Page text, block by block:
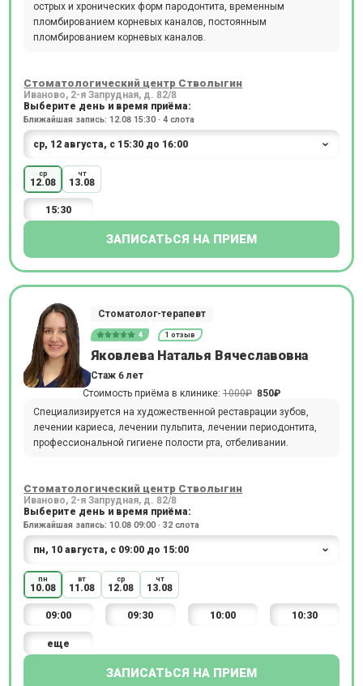
острых и хронических форм пародонтита, временным
пломбированием корневых каналов, постоянным
пломбированием корневых каналов.
Стоматологический центр Стволыгин
Иваново, 2-я Запрудная, д. 82/8
Выберите день и время приёма:
Ближайшая запись: 12.08 15:30 · 4 слота
ср
12.08
чт
13.08
15:30
ЗАПИСАТЬСЯ НА ПРИЕМ
Стоматолог-терапевт
4 1 отзыв
Яковлева Наталья Вячеславовна
Стаж 6 лет
Стоимость приёма в клинике: 1000₽ 850₽
Специализируется на художественной реставрации зубов,
лечении кариеса, лечении пульпита, лечении периодонтита,
профессиональной гигиене полости рта, отбеливании.
Стоматологический центр Стволыгин
Иваново, 2-я Запрудная, д. 82/8
Выберите день и время приёма:
Ближайшая запись: 10.08 09:00 · 32 слота
пн
10.08
вт
11.08
ср
12.08
чт
13.08
09:00 09:30 10:00 10:30
еще
ЗАПИСАТЬСЯ НА ПРИЕМ